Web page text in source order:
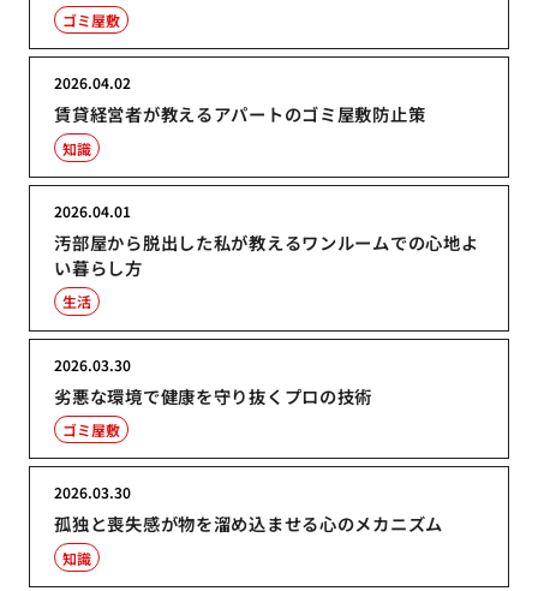
ゴミ屋敷
賃貸経営者が教えるアパートのゴミ屋敷防止策
2026.04.02
知識
汚部屋から脱出した私が教えるワンルームでの心地よ
い暮らし方
2026.04.01
生活
劣悪な環境で健康を守り抜くプロの技術
2026.03.30
ゴミ屋敷
孤独と喪失感が物を溜め込ませる心のメカニズム
2026.03.30
知識